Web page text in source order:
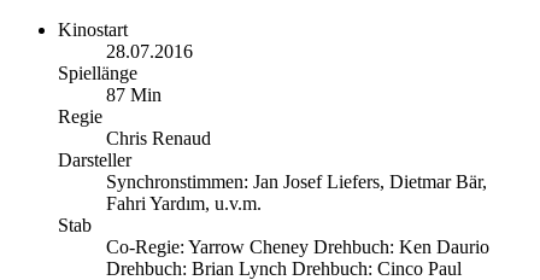
Kinostart
28.07.2016
Spiellänge
87 Min
Regie
Chris Renaud
Darsteller
Synchronstimmen: Jan Josef Liefers, Dietmar Bär,
Fahri Yardım, u.v.m.
Stab
Co-Regie: Yarrow Cheney Drehbuch: Ken Daurio
Drehbuch: Brian Lynch Drehbuch: Cinco Paul